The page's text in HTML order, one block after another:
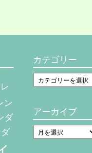
ン
ダ
カテゴリー
カ
テ
リ
ー
アーカイブ
ー